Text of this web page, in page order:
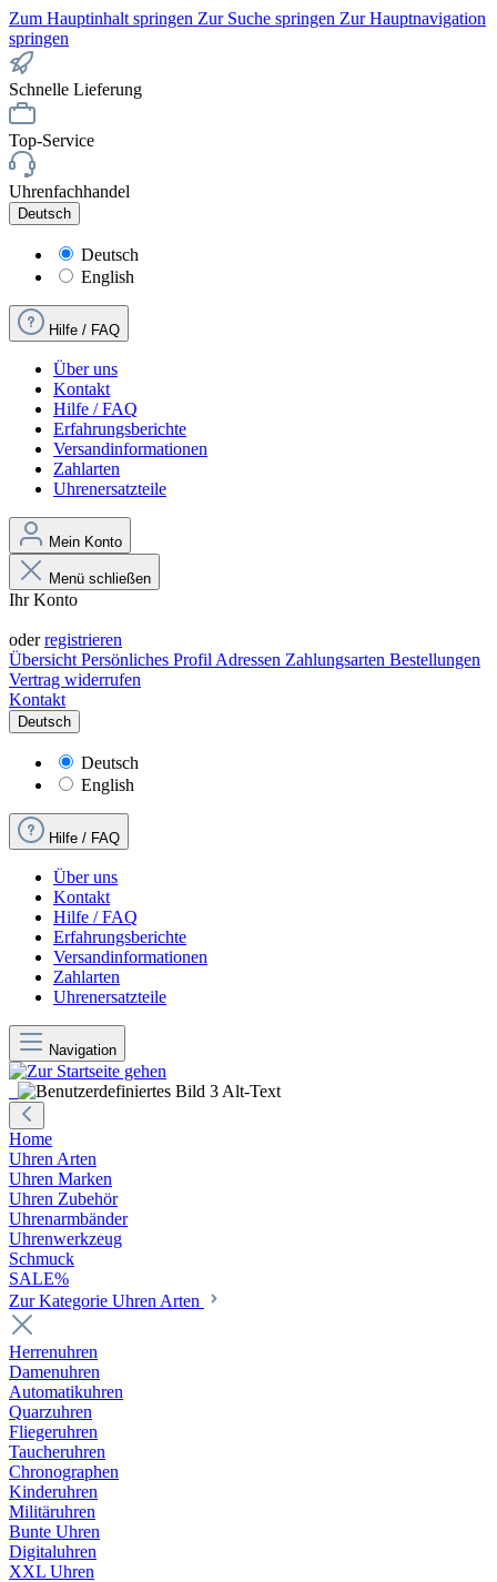
Zum Hauptinhalt springen Zur Suche springen Zur Hauptnavigation
springen
Schnelle Lieferung
Top-Service
Uhrenfachhandel
Deutsch
Deutsch
English
Hilfe / FAQ
Über uns
Kontakt
Hilfe / FAQ
Erfahrungsberichte
Versandinformationen
Zahlarten
Uhrenersatzteile
Mein Konto
Menü schließen
Ihr Konto
oderregistrieren
Übersicht Persönliches Profil Adressen Zahlungsarten Bestellungen
Vertrag widerrufen
Kontakt
Deutsch
Deutsch
English
Hilfe / FAQ
Über uns
Kontakt
Hilfe / FAQ
Erfahrungsberichte
Versandinformationen
Zahlarten
Uhrenersatzteile
Navigation
Home
Uhren Arten
Uhren Marken
Uhren Zubehör
Uhrenarmbänder
Uhrenwerkzeug
Schmuck
SALE%
Zur Kategorie Uhren Arten
Herrenuhren
Damenuhren
Automatikuhren
Quarzuhren
Fliegeruhren
Taucheruhren
Chronographen
Kinderuhren
Militäruhren
Bunte Uhren
Digitaluhren
XXL Uhren